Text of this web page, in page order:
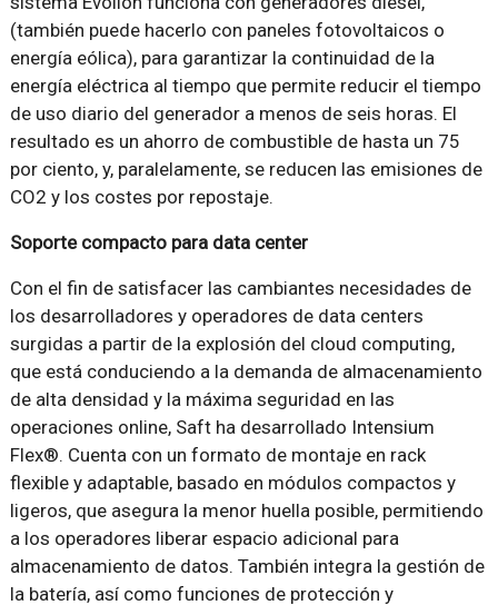
(también puede hacerlo con paneles fotovoltaicos o
energía eólica), para garantizar la continuidad de la
energía eléctrica al tiempo que permite reducir el tiempo
de uso diario del generador a menos de seis horas. El
resultado es un ahorro de combustible de hasta un 75
por ciento, y, paralelamente, se reducen las emisiones de
CO2 y los costes por repostaje.
Soporte compacto para data center
Con el fin de satisfacer las cambiantes necesidades de
los desarrolladores y operadores de data centers
surgidas a partir de la explosión del cloud computing,
que está conduciendo a la demanda de almacenamiento
de alta densidad y la máxima seguridad en las
operaciones online, Saft ha desarrollado Intensium
Flex®. Cuenta con un formato de montaje en rack
flexible y adaptable, basado en módulos compactos y
ligeros, que asegura la menor huella posible, permitiendo
a los operadores liberar espacio adicional para
almacenamiento de datos. También integra la gestión de
la batería, así como funciones de protección y